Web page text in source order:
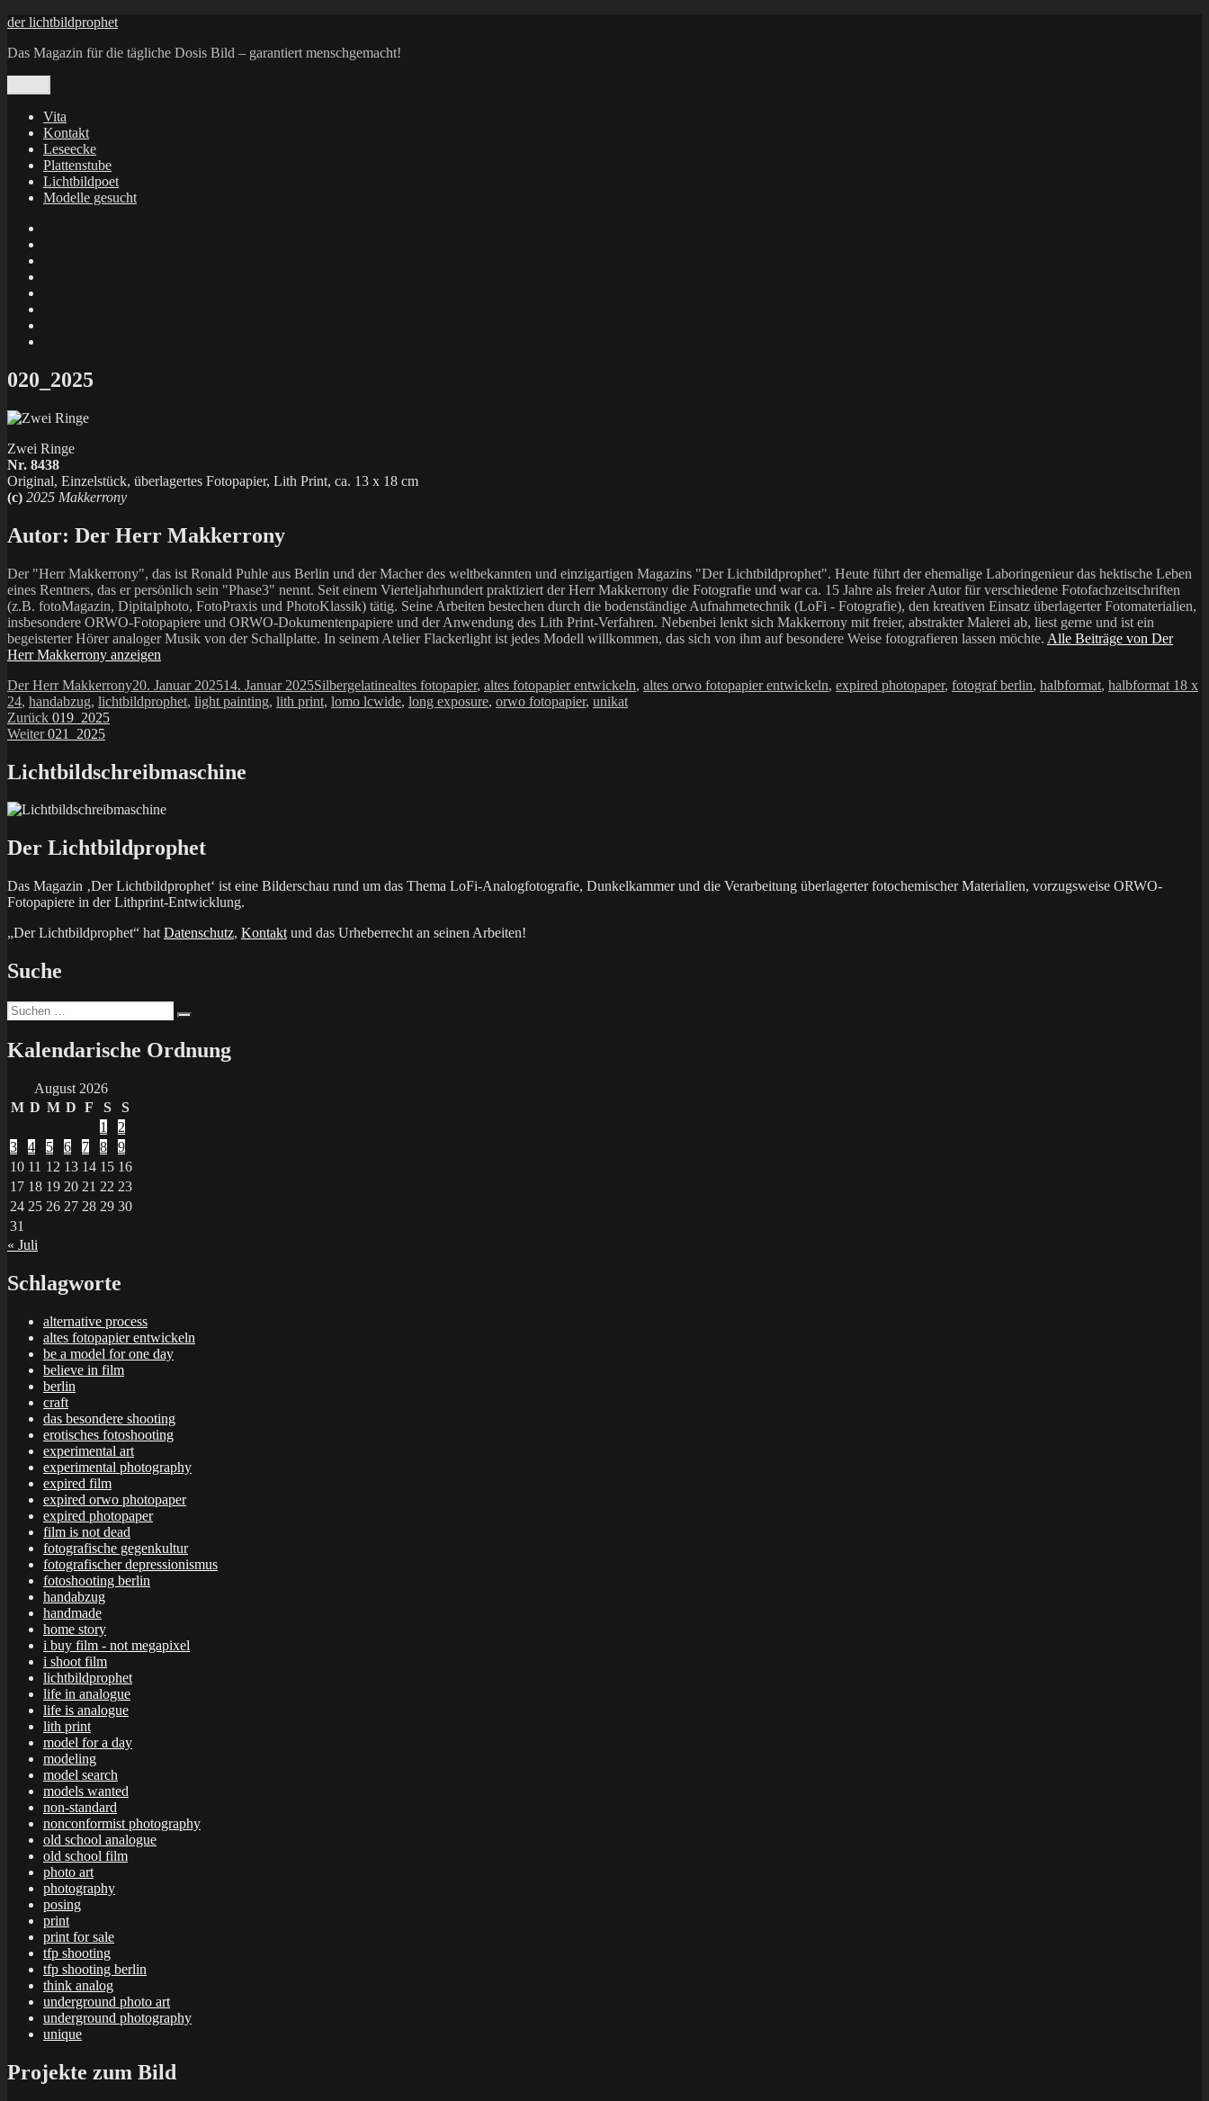
Zum
springen
der lichtbildprophet
Das Magazin für die tägliche Dosis Bild – garantiert menschgemacht!
Vita
Kontakt
Leseecke
Plattenstube
Lichtbildpoet
Modelle gesucht
X
020_2025
Zwei Ringe
Nr. 8438
Original, Einzelstück, überlagertes Fotopapier, Lith Print, ca. 13 x 18 cm
(c) 2025 Makkerrony
Autor: Der Herr Makkerrony
Der "Herr Makkerrony", das ist Ronald Puhle aus Berlin und der Macher des weltbekannten und einzigartigen Magazins "Der Lichtbildprophet". Heute führt der ehemalige Laboringenieur das hektische Leben
eines Rentners, das er persönlich sein "Phase3" nennt. Seit einem Vierteljahrhundert praktiziert der Herr Makkerrony die Fotografie und war ca. 15 Jahre als freier Autor für verschiedene Fotofachzeitschriften
(z.B. fotoMagazin, Dipitalphoto, FotoPraxis und PhotoKlassik) tätig. Seine Arbeiten bestechen durch die bodenständige Aufnahmetechnik (LoFi - Fotografie), den kreativen Einsatz überlagerter Fotomaterialien,
insbesondere ORWO-Fotopapiere und ORWO-Dokumentenpapiere und der Anwendung des Lith Print-Verfahren. Nebenbei lenkt sich Makkerrony mit freier, abstrakter Malerei ab, liest gerne und ist ein
begeisterter Hörer analoger Musik von der Schallplatte. In seinem Atelier Flackerlight ist jedes Modell willkommen, das sich von ihm auf besondere Weise fotografieren lassen möchte. Alle Beiträge von Der
Herr Makkerrony anzeigen
Autor
Der Herr MakkerronyVeröffentlicht
am
20. Januar 202514. Januar 2025Kategorien
SilbergelatineSchlagwörter
altes fotopapier, altes fotopapier entwickeln, altes orwo fotopapier entwickeln, expired photopaper, fotograf berlin, halbformat, halbformat 18 x
24, handabzug, lichtbildprophet, light painting, lith print, lomo lcwide, long exposure, orwo fotopapier, unikat
Beitragsnavigation
Zurück Vorheriger
Beitrag:
019_2025
Weiter Nächster
021_2025
Lichtbildschreibmaschine
Der Lichtbildprophet
Das Magazin ‚Der Lichtbildprophet‘ ist eine Bilderschau rund um das Thema LoFi-Analogfotografie, Dunkelkammer und die Verarbeitung überlagerter fotochemischer Materialien, vorzugsweise ORWO-
Fotopapiere in der Lithprint-Entwicklung.
„Der Lichtbildprophet“ hat Datenschutz, Kontakt und das Urheberrecht an seinen Arbeiten!
Suche
Suchen
nach:
Kalendarische Ordnung
August 2026
M D M D F S
S
1
2
3
4 5 6 7 8
9
10 11 12 13 14 15 16
17 18 19 20 21 22 23
24 25 26 27 28 29 30
31
« Juli
Schlagworte
alternative process
altes fotopapier entwickeln
be a model for one day
believe in film
berlin
craft
das besondere shooting
erotisches fotoshooting
experimental art
experimental photography
expired film
expired orwo photopaper
expired photopaper
film is not dead
fotografische gegenkultur
fotografischer depressionismus
fotoshooting berlin
handabzug
handmade
home story
i buy film - not megapixel
i shoot film
lichtbildprophet
life in analogue
life is analogue
lith print
model for a day
modeling
model search
models wanted
non-standard
nonconformist photography
old school analogue
old school film
photo art
photography
posing
print
print for sale
tfp shooting
tfp shooting berlin
think analog
underground photo art
underground photography
unique
Projekte zum Bild